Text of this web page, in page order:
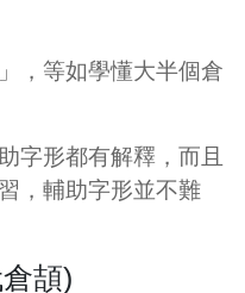
，等如學懂大半個倉
字形都有解釋，而且
，輔助字形並不難
頡)